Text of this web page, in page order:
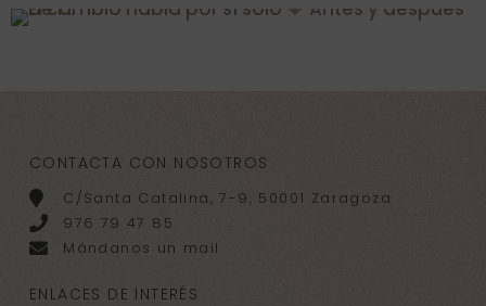
CONTACTA CON NOSOTROS
C/Santa Catalina, 7-9, 50001 Zaragoza
976 79 47 85
Mándanos un mail
ENLACES DE INTERÉS